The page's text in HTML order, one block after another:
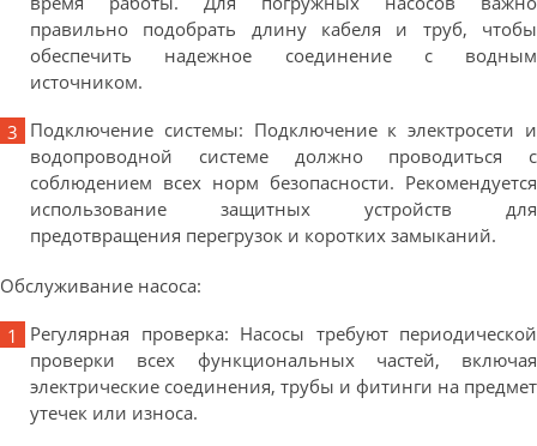
правильно подобрать длину кабеля и труб, чтобы
обеспечить надежное соединение с водным
источником.
Подключение системы: Подключение к электросети и
водопроводной системе должно проводиться с
соблюдением всех норм безопасности. Рекомендуется
использование защитных устройств для
предотвращения перегрузок и коротких замыканий.
Обслуживание насоса:
Регулярная проверка: Насосы требуют периодической
проверки всех функциональных частей, включая
электрические соединения, трубы и фитинги на предмет
утечек или износа.